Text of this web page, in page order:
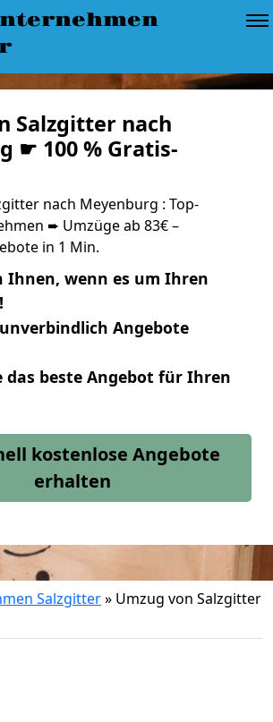
Salzgitter nach
☛ 100 % Gratis-
nach Meyenburg : Top-
➨ Umzüge ab 83€ –
in 1 Min.
Ihnen, wenn es um Ihren
Angebote
das beste Angebot für Ihren
kostenlose Angebote
erhalten
Salzgitter» Umzug von Salzgitter